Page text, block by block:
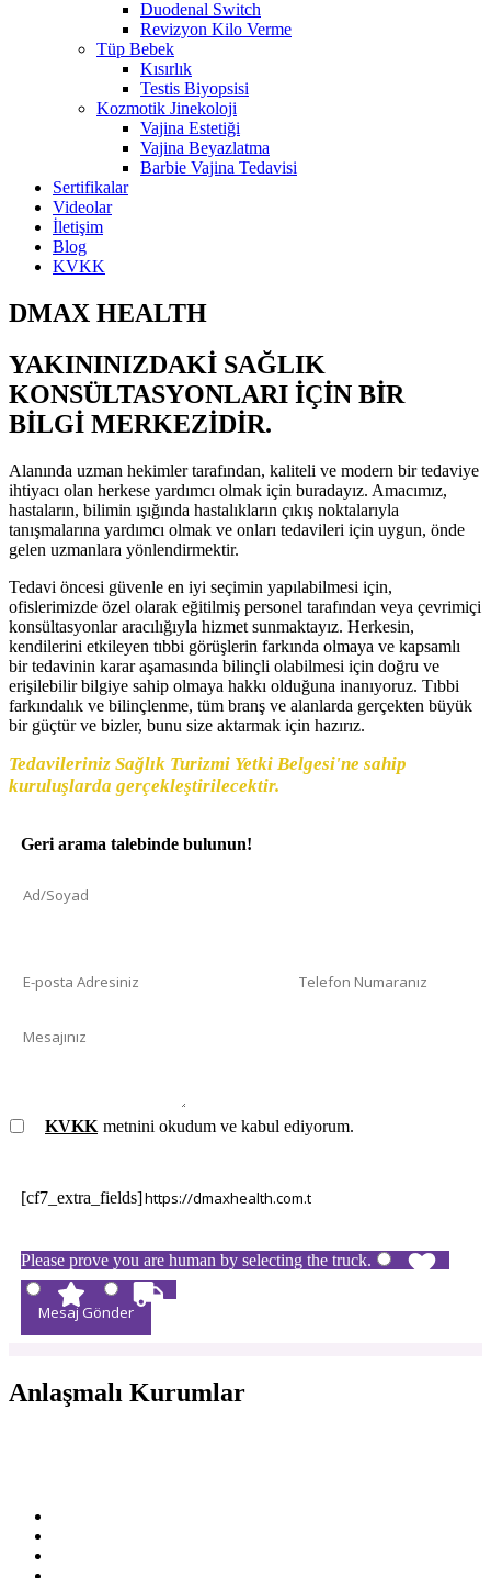
Duodenal Switch
Revizyon Kilo Verme
Tüp Bebek
Kısırlık
Testis Biyopsisi
Kozmotik Jinekoloji
Vajina Estetiği
Vajina Beyazlatma
Barbie Vajina Tedavisi
Sertifikalar
Videolar
İletişim
Blog
KVKK
DMAX HEALTH
YAKININIZDAKİ SAĞLIK
KONSÜLTASYONLARI İÇİN BİR
BİLGİ MERKEZİDİR.
Alanında uzman hekimler tarafından, kaliteli ve modern bir tedaviye
ihtiyacı olan herkese yardımcı olmak için buradayız. Amacımız,
hastaların, bilimin ışığında hastalıkların çıkış noktalarıyla
tanışmalarına yardımcı olmak ve onları tedavileri için uygun, önde
gelen uzmanlara yönlendirmektir.
Tedavi öncesi güvenle en iyi seçimin yapılabilmesi için,
ofislerimizde özel olarak eğitilmiş personel tarafından veya çevrimiçi
konsültasyonlar aracılığıyla hizmet sunmaktayız. Herkesin,
kendilerini etkileyen tıbbi görüşlerin farkında olmaya ve kapsamlı
bir tedavinin karar aşamasında bilinçli olabilmesi için doğru ve
erişilebilir bilgiye sahip olmaya hakkı olduğuna inanıyoruz. Tıbbi
farkındalık ve bilinçlenme, tüm branş ve alanlarda gerçekten büyük
bir güçtür ve bizler, bunu size aktarmak için hazırız.
Tedavileriniz Sağlık Turizmi Yetki Belgesi'ne sahip
kuruluşlarda gerçekleştirilecektir.
Geri arama talebinde bulunun!
KVKK metnini okudum ve kabul ediyorum.
[cf7_extra_fields]
Please prove you are human by selecting the truck.
Anlaşmalı Kurumlar